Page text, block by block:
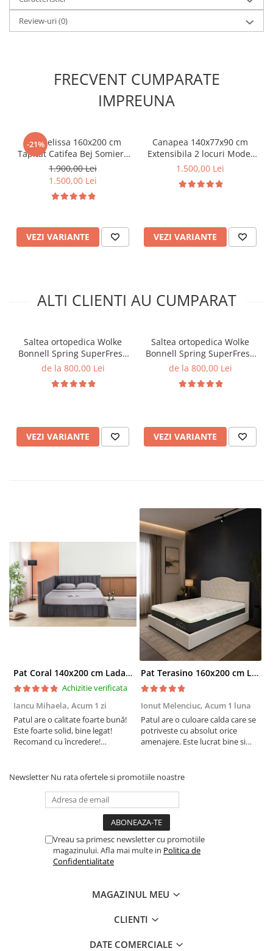
Review-uri(0)
FRECVENT CUMPARATE
IMPREUNA
-21%
Pat Melissa 160x200 cm
Tapitat Catifea Bej Somiera
Inclusa
1.900,00 Lei
1.500,00 Lei
VEZI VARIANTE
Canapea 140x77x90 cm
Extensibila 2 locuri Model
One Tapiterie Catifea Gri
1.500,00 Lei
VEZI VARIANTE
ALTI CLIENTI AU CUMPARAT
Saltea ortopedica Wolke
Bonnell Spring SuperFresh
160x200x20 cm, 17 cm
Bonnell Spring, 3 cm spuma
de la 800,00 Lei
VEZI VARIANTE
Saltea ortopedica Wolke
Bonnell Spring SuperFresh
180x200x20 cm, 17 cm
Bonnell Spring, 3 cm spuma
de la 800,00 Lei
VEZI VARIANTE
Pat Coral 140x200 cm Lada Depozitare Tapitat Catifea Gri Somiera Inclusa ( ML 2526 )
Achizitie verificata
Iancu Mihaela, Acum 1 zi
Patul are o calitate foarte bună!
Este foarte solid, bine legat!
Recomand cu încredere!
Pat Terasino 160x200 cm Lada Depozitare Tapitat Stofa Bej Somiera Inclusa
Ionut Melenciuc, Acum 1 luna
Patul are o culoare calda care se
potriveste cu absolut orice
amenajere. Este lucrat bine si
drag !
Newsletter Nu rata ofertele si promotiile noastre
Vreau sa primesc newsletter cu promotiile
magazinului. Afla mai multe in Politica de
Confidentialitate
MAGAZINUL MEU
CLIENTI
DATE COMERCIALE